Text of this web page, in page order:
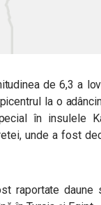
de 6,3 a
la o
în insulele
unde a fost
raportate daune